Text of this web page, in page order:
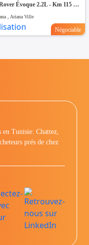
Land Rover Évoque 2.2L - Km 115 mille - Tel 98479647
, Ariana Ville
Négociable
en Tunisie: Chattez,
prés de chez